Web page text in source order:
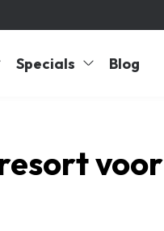
Specials Blog
voor